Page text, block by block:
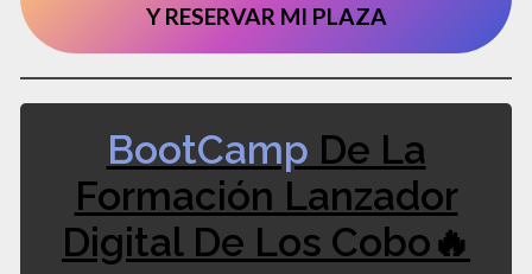
Y RESERVAR MI PLAZA
BootCamp De La
Formación Lanzador
Digital De Los Cobo​🔥​